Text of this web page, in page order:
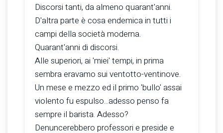
Discorsi tanti, da almeno quarant'anni.
D'altra parte è cosa endemica in tutti i
campi della società moderna.
Quarant'anni di discorsi.
Alle superiori, ai 'miei' tempi, in prima
sembra eravamo sui ventotto-ventinove.
Un mese e mezzo ed il primo 'bullo' assai
violento fu espulso...adesso penso fa
sempre il barista. Adesso?
Denuncerebbero professori e preside e